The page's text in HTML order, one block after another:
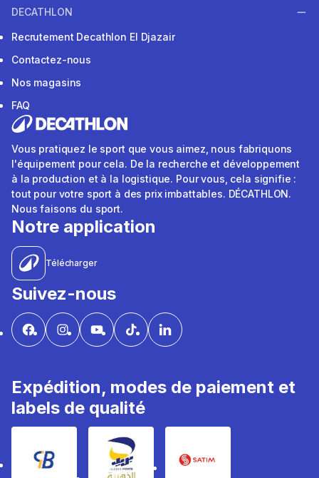
DECATHLON
Recrutement Decathlon El Djazair
Contactez-nous
Nos magasins
FAQ
Vous pratiquez le sport que vous aimez, nous fabriquons
l'équipement pour cela. De la recherche et développement
à la production et à la logistique. Pour vous, cela signifie :
tout pour votre sport à des prix imbattables. DÉCATHLON.
Nous faisons du sport.
Notre application
Télécharger
Suivez-nous
Expédition, modes de paiement et
labels de qualité